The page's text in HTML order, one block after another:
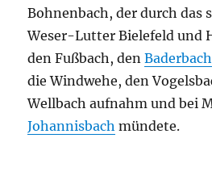
Bohnenbach, der durch das
Weser-Lutter Bielefeld und
den Fußbach, denBaderbach
die Windwehe, den
Wellbach aufnahm und bei
Johannisbach mündete.